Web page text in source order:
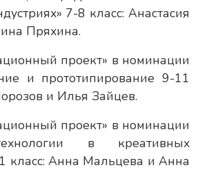
7-8 класс: Анастасия
Пряхина.
проект» в номинации
и прототипирование 9-11
и Илья Зайцев.
проект» в номинации
в креативных
класс: Анна Мальцева и Анна